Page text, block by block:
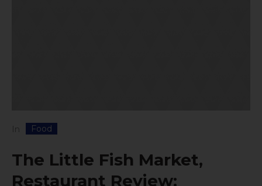
In Food
The Little Fish Market,
Restaurant Review: